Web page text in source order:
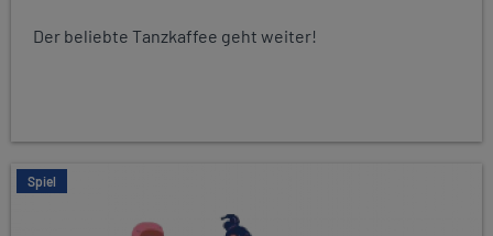
Der beliebte Tanzkaffee geht weiter!
Spiel